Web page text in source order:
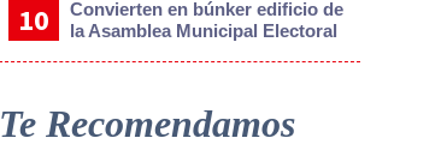
Convierten en búnker edificio de
la Asamblea Municipal Electoral
Te Recomendamos